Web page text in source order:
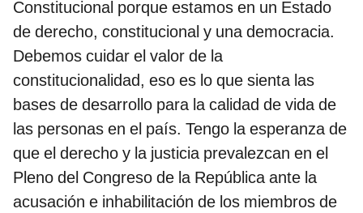
Constitucional porque estamos en un Estado
de derecho, constitucional y una democracia.
Debemos cuidar el valor de la
constitucionalidad, eso es lo que sienta las
bases de desarrollo para la calidad de vida de
las personas en el país. Tengo la esperanza de
que el derecho y la justicia prevalezcan en el
Pleno del Congreso de la República ante la
acusación e inhabilitación de los miembros de